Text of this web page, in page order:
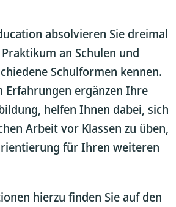
absolvieren Sie dreimal
an Schulen und
Schulformen kennen.
Erfahrungen ergänzen Ihre
helfen Ihnen dabei, sich
Arbeit vor Klassen zu üben,
für Ihren weiteren
hierzu finden Sie auf den